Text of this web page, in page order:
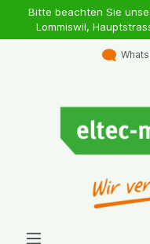
Bitte beachten Sie
Lommiswil,